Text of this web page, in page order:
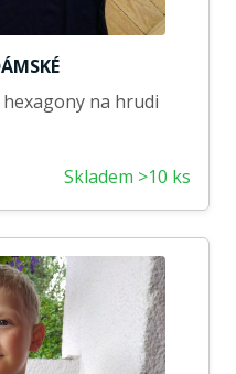
na hrudi
Skladem >10 ks